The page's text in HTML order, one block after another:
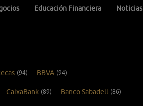
Educación Financiera Noticias
(94) BBVA (94)
CaixaBank (89) Banco Sabadell (86)